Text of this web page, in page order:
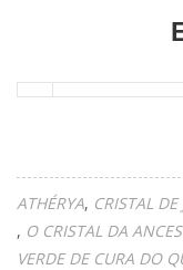
ATHÉRYA CRISTAL DE
O CRISTAL DA
VERDE DE CURA DO